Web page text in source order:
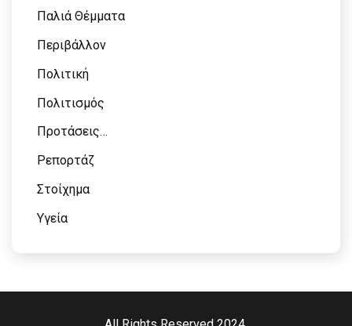
Παλιά Θέμματα
Περιβάλλον
Πολιτική
Πολιτισμός
Προτάσεις…
Ρεπορτάζ
Στοίχημα
Υγεία